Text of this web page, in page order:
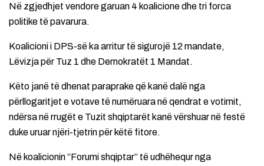
Në zgjedhjet vendore garuan 4 koalicione dhe tri forca
politike të pavarura.
Koalicioni i DPS-së ka arritur të sigurojë 12 mandate,
Lëvizja për Tuz 1 dhe Demokratët 1 Mandat.
Këto janë të dhenat paraprake që kanë dalë nga
përllogaritjet e votave të numëruara në qendrat e votimit,
ndërsa në rrugët e Tuzit shqiptarët kanë vërshuar në festë
duke uruar njëri-tjetrin për këtë fitore.
Në koalicionin “Forumi shqiptar” të udhëhequr nga